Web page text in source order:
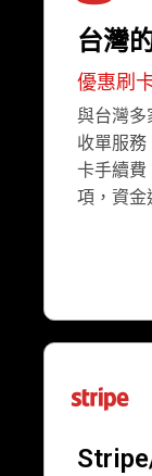
台灣
優惠刷
與台灣多
收單服務
卡手續費
項，資金